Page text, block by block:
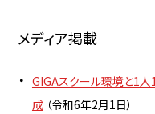
メディア掲載
GIGAスクール環境と1
成（令和6年2月1日）